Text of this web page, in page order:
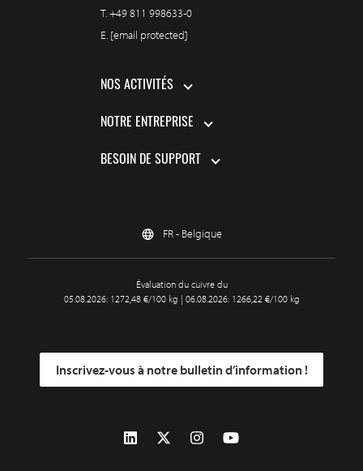
T.+49 811 998633-0
E. [email protected]
NOS ACTIVITÉS
NOTRE ENTREPRISE
BESOIN DE SUPPORT
FR - Belgique
Évaluation du cuivre du
05.08.2026: 1272,48 €/100 kg | 06.08.2026: 1266,22 €/100 kg
Inscrivez-vous à notre bulletin d’information !